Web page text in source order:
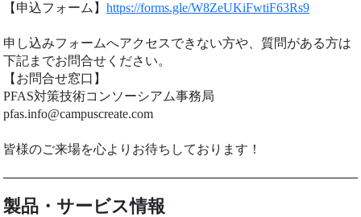
【申込フォーム】 https://forms.gle/W8ZeUKiFwtiF63Rs9
申し込みフォームへアクセスできない方や、質問がある方は
下記までお問合せください。
【お問合せ窓口】
PFAS対策技術コンソーシアム事務局
pfas.info@campuscreate.com
皆様のご来場を心よりお待ちしております！
製品・サービス情報